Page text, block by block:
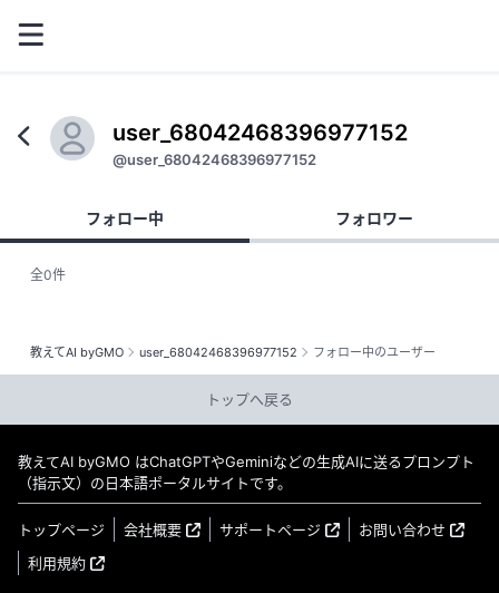
user_68042468396977152
@user_68042468396977152
フォロー中 フォロワー
全0件
教えてAI byGMO user_68042468396977152 フォロー中のユーザー
トップへ戻る
教えてAI byGMO はChatGPTやGeminiなどの生成AIに送るプロンプト
（指示文）の日本語ポータルサイトです。
トップページ 会社概要 サポートページ
お問い合わせ
利用規約